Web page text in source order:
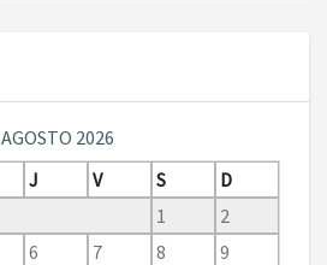
AGOSTO 2026
J V S
D
1
2
6 7 8
9